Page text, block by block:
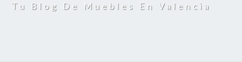
Tu Blog De Muebles En Valencia